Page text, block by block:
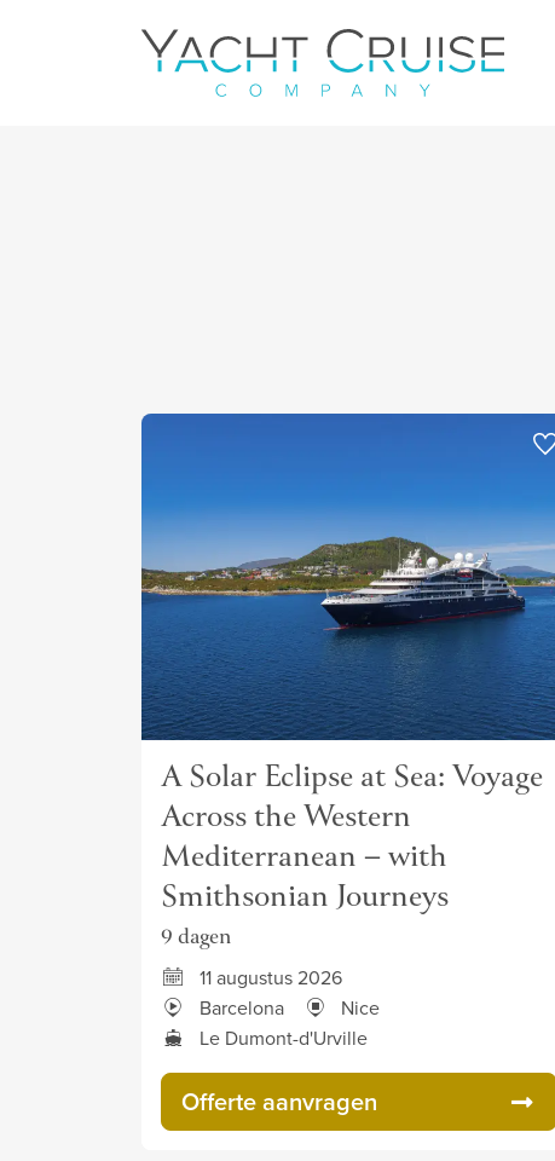
Navigation
A Solar Eclipse at Sea: Voyage
Across the Western
Mediterranean – with
Smithsonian Journeys
9 dagen
11 augustus 2026
Barcelona
Nice
Le Dumont-d'Urville
Offerte aanvragen